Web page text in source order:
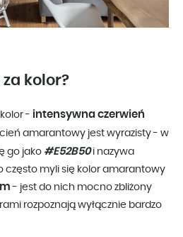
kolor?
- intensywna czerwień
amarantowy jest wyrazisty - w
go jako #E52B50i nazywa
często myli się kolor amarantowy
- jest do nich mocno zbliżony
rozpoznają wyłącznie bardzo